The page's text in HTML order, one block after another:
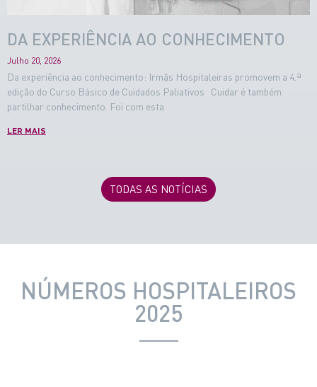
DA EXPERIÊNCIA AO CONHECIMENTO
Julho 20, 2026
Da experiência ao conhecimento: Irmãs Hospitaleiras promovem a 4.ª
edição do Curso Básico de Cuidados Paliativos Cuidar é também
partilhar conhecimento. Foi com esta
LER MAIS
TODAS AS NOTÍCIAS
NÚMEROS HOSPITALEIROS
2025